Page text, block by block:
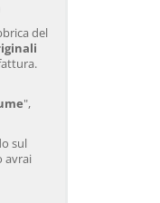
Trasferimento in
del
",
sul
avrai